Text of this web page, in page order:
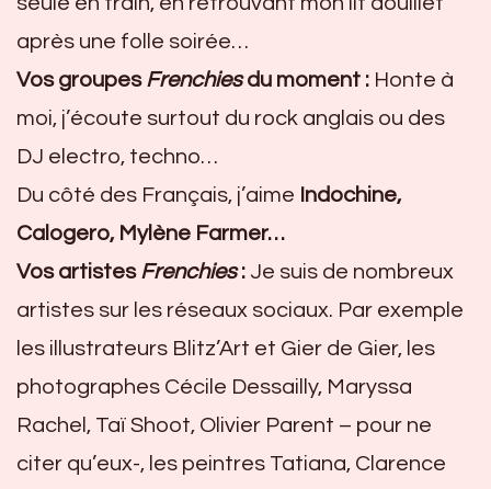
après une folle soirée…
Vos groupes Frenchiesdu moment : Honte à
moi, j’écoute surtout du rock anglais ou des
DJ electro, techno…
Du côté des Français, j’aime Indochine,
Calogero, Mylène Farmer…
Vos artistes Frenchies: Je suis de nombreux
artistes sur les réseaux sociaux. Par exemple
les illustrateurs Blitz’Art et Gier de Gier, les
photographes Cécile Dessailly, Maryssa
Rachel, Taï Shoot, Olivier Parent – pour ne
citer qu’eux-, les peintres Tatiana, Clarence